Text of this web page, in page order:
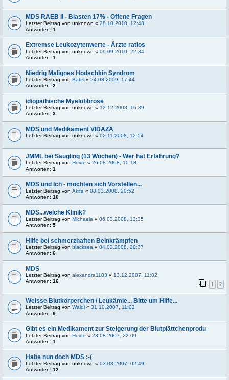
MDS RAEB II - Blasten 17% - Offene Fragen
Letzter Beitrag von unknown « 28.10.2010, 12:48
Antworten: 1
Extremse Leukozytenwerte - Ärzte ratlos
Letzter Beitrag von unknown « 09.09.2010, 22:34
Antworten: 1
Niedrig Malignes Hodschkin Syndrom
Letzter Beitrag von Babs « 24.08.2009, 17:44
Antworten: 2
idiopathische Myelofibrose
Letzter Beitrag von unknown « 12.12.2008, 16:39
Antworten: 3
MDS und Medikament VIDAZA
Letzter Beitrag von unknown « 02.11.2008, 12:54
JMML bei Säugling (13 Wochen) - Wer hat Erfahrung?
Letzter Beitrag von Heide « 26.08.2008, 10:18
Antworten: 1
MDS und Ich - möchten sich Vorstellen...
Letzter Beitrag von Akita « 08.03.2008, 20:52
Antworten: 10
MDS...welche Klinik?
Letzter Beitrag von Michaela « 06.03.2008, 13:35
Antworten: 5
Hilfe bei schmerzhaften Beinkrämpfen
Letzter Beitrag von blacksea « 04.02.2008, 20:37
Antworten: 6
MDS
Letzter Beitrag von alexandra1103 « 13.12.2007, 11:02
Antworten: 16 1 2
Weisse Blutkörperchen / Leukämie... Bitte um Hilfe...
Letzter Beitrag von Waldi « 31.10.2007, 11:02
Antworten: 9
Gibt es ein Medikament zur Steigerung der Blutplättchenprodu
Letzter Beitrag von Heide « 23.08.2007, 22:09
Antworten: 1
Habe nun doch MDS :-(
Letzter Beitrag von unknown « 03.03.2007, 02:49
Antworten: 12